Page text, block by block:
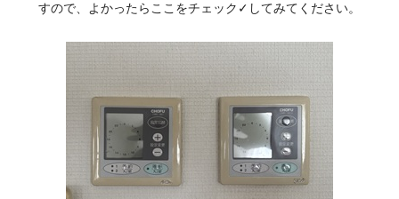
すので、よかったらここをチェック✓してみてください。